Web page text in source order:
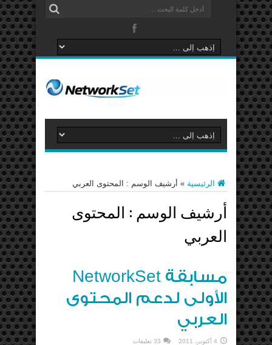
الرئيسية » أرشيف الوسم : المحتوى العربي
أرشيف الوسم : المحتوى
العربي
مسابقة NetworkSet
الأولى لدعم المحتوى
العربي
4 أكتوبر، 2011 33 تعليقات